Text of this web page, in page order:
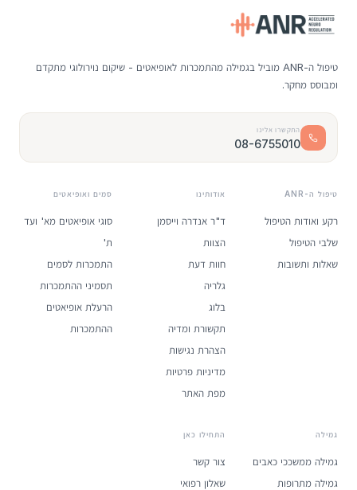
טיפול ה-ANR מוביל בגמילה מהתמכרות לאופיאטים - שיקום נוירולוגי מתקדם
ומבוסס מחקר.
התקשרו אלינו
08-6755010
טיפול ה-ANR
רקע ואודות הטיפול
שלבי הטיפול
שאלות ותשובות
אודותינו
ד"ר אנדרה וייסמן
הצוות
חוות דעת
גלריה
בלוג
תקשורת ומדיה
הצהרת נגישות
מדיניות פרטיות
מפת האתר
סמים ואופיאטים
סוגי אופיאטים מא' ועד
ת'
התמכרות לסמים
תסמיני ההתמכרות
הרעלת אופיאטים
ההתמכרות
גמילה
גמילה ממשככי כאבים
גמילה מתרופות
התחילו כאן
צור קשר
שאלון רפואי